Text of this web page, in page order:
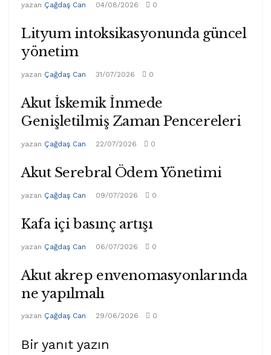
yazan Çağdaş Can 04/08/2026 0
Lityum intoksikasyonunda güncel
yönetim
yazan Çağdaş Can 31/07/2026 0
Akut İskemik İnmede
Genişletilmiş Zaman Pencereleri
yazan Çağdaş Can 22/07/2026 0
Akut Serebral Ödem Yönetimi
yazan Çağdaş Can 09/07/2026 0
Kafa içi basınç artışı
yazan Çağdaş Can 06/07/2026 0
Akut akrep envenomasyonlarında
ne yapılmalı
yazan Çağdaş Can 29/06/2026 0
Bir yanıt yazın